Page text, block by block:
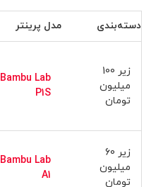
دسته‌بندی مدل پرینتر
زیر 100
میلیون
تومان
Bambu Lab
P1S
زیر 60
میلیون
تومان
Bambu Lab
A1